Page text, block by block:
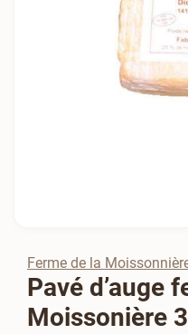
Ferme de la
Pavé d’auge
Moissonière